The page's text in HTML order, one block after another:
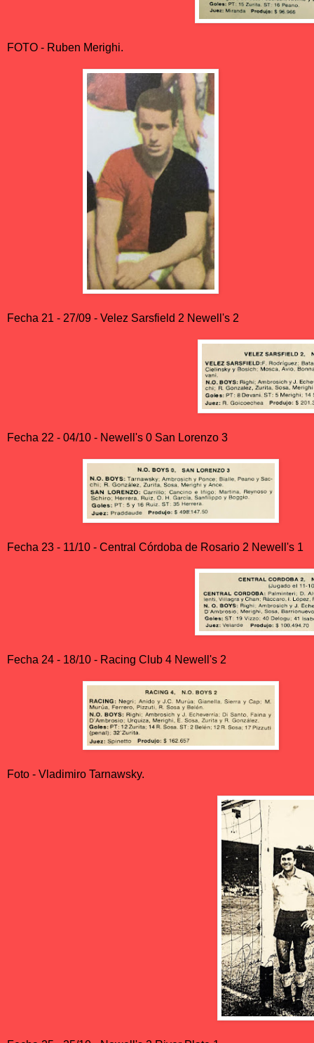
FOTO - Ruben Merighi.
Fecha 21 - 27/09 - Velez Sarsfield 2 Newell's 2
Fecha 22 - 04/10 - Newell's 0 San Lorenzo 3
Fecha 23 - 11/10 - Central Córdoba de Rosario 2 Newell's 1
Fecha 24 - 18/10 - Racing Club 4 Newell's 2
Foto - Vladimiro Tarnawsky.